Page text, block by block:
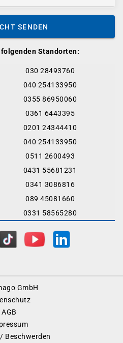
Standorten:
030 28493760
040 254133950
0355 86950060
0361 6443395
0201 24344410
040 254133950
0511 2600493
0431 55681231
0341 3086816
089 45081660
0331 58565280
SENDEN
GmbH
AGB
Beschwerden